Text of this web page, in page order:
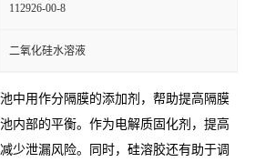
112926-00-8
二氧化硅水溶液
中用作分隔膜的添加剂，帮助提高隔膜
内部的平衡。作为电解质固化剂，提高
少泄漏风险。同时，硅溶胶还有助于调